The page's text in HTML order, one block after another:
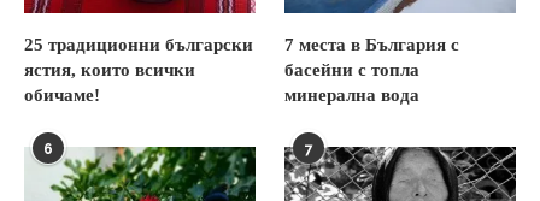
25 традиционни български
ястия, които всички
обичаме!
7 места в България с
басейни с топла
минерална вода
6 7